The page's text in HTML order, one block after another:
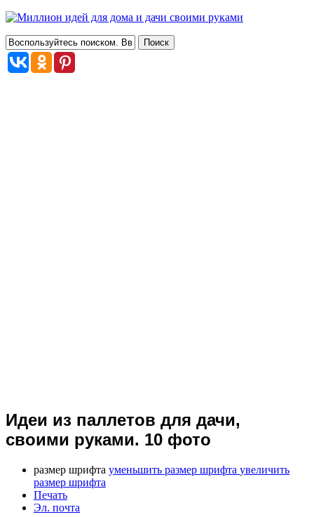
Идеи из паллетов для дачи,
своими руками. 10 фото
размер шрифта уменьшить размер шрифта увеличить
размер шрифта
Печать
Эл. почта